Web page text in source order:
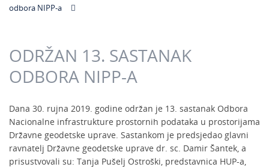
odbora NIPP-a
ODRŽAN 13. SASTANAK
ODBORA NIPP-A
Dana 30. rujna 2019. godine održan je 13. sastanak Odbora
Nacionalne infrastrukture prostornih podataka u prostorijama
Državne geodetske uprave. Sastankom je predsjedao glavni
ravnatelj Državne geodetske uprave dr. sc. Damir Šantek, a
prisustvovali su: Tanja Pušelj Ostroški, predstavnica HUP-a,